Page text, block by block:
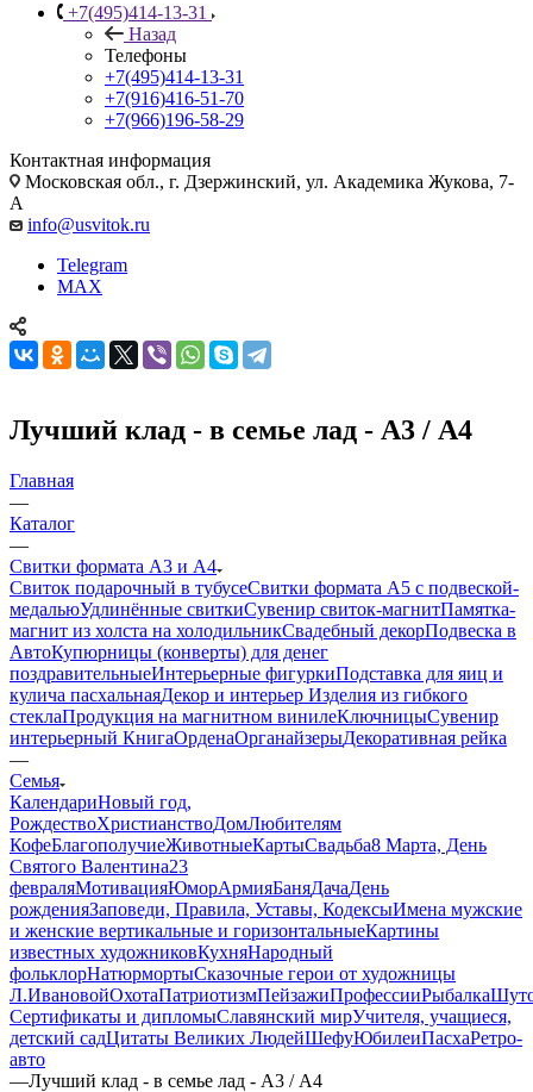
+7(495)414-13-31
Назад
Телефоны
+7(495)414-13-31
+7(916)416-51-70
+7(966)196-58-29
Контактная информация
Московская обл., г. Дзержинский, ул. Академика Жукова, 7-
А
info@usvitok.ru
Telegram
MAX
Лучший клад - в семье лад - А3 / А4
Главная
—
Каталог
—
Свитки формата А3 и А4
Свиток подарочный в тубусеСвитки формата А5 с подвеской-
медальюУдлинённые свиткиСувенир свиток-магнитПамятка-
магнит из холста на холодильникСвадебный декорПодвеска в
АвтоКупюрницы (конверты) для денег
поздравительныеИнтерьерные фигуркиПодставка для яиц и
кулича пасхальнаяДекор и интерьер Изделия из гибкого
стеклаПродукция на магнитном винилеКлючницыСувенир
интерьерный КнигаОрденаОрганайзерыДекоративная рейка
—
Семья
КалендариНовый год,
РождествоХристианствоДомЛюбителям
КофеБлагополучиеЖивотныеКартыСвадьба8 Марта, День
Святого Валентина23
февраляМотивацияЮморАрмияБаняДачаДень
рожденияЗаповеди, Правила, Уставы, КодексыИмена мужские
и женские вертикальные и горизонтальныеКартины
известных художниковКухняНародный
фольклорНатюрмортыСказочные герои от художницы
Л.ИвановойОхотаПатриотизмПейзажиПрофессииРыбалка
Сертификаты и дипломыСлавянский мирУчителя, учащиеся,
детский садЦитаты Великих ЛюдейШефуЮбилеиПасхаРетро-
авто
—Лучший клад - в семье лад - А3 / А4